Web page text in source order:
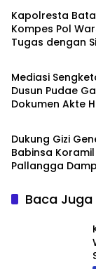
Kapolresta
Kompes Pol
Tugas dengan
Berita
Mediasi
Dusun Pudae
Dokumen Akte
Berita
Dukung Gizi
Babinsa
Pallangga
Bontoramba
Baca Juga